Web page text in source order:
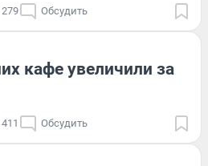
279 Обсудить
кафе увеличили за
411 Обсудить